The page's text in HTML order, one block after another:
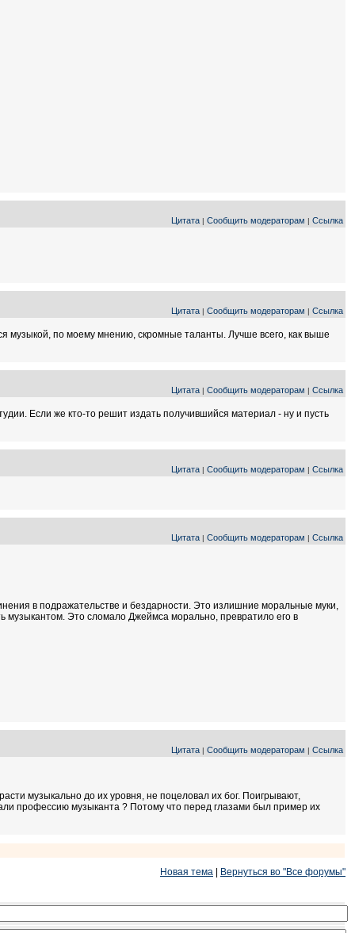
Цитата | Сообщить модераторам | Ссылка
Цитата | Сообщить модераторам | Ссылка
музыкой, по моему мнению, скромные таланты. Лучше всего, как выше
Цитата | Сообщить модераторам | Ссылка
Если же кто-то решит издать получившийся материал - ну и пусть
Цитата | Сообщить модераторам | Ссылка
Цитата | Сообщить модераторам | Ссылка
в подражательстве и бездарности. Это излишние моральные муки,
Это сломало Джеймса морально, превратило его в
Цитата | Сообщить модераторам | Ссылка
музыкально до их уровня, не поцеловал их бог. Поигрывают,
профессию музыканта ? Потому что перед глазами был пример их
Новая тема Вернуться во "Все форумы"